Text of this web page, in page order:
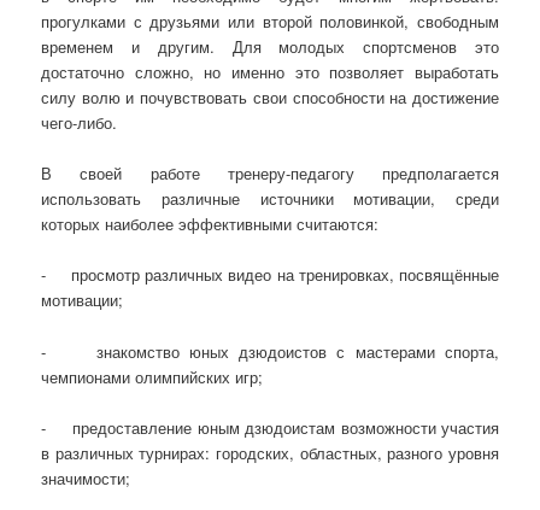
прогулками с друзьями или второй половинкой, свободным
временем и другим. Для молодых спортсменов это
достаточно сложно, но именно это позволяет выработать
силу волю и почувствовать свои способности на достижение
чего-либо.
В своей работе тренеру-педагогу предполагается
использовать различные источники мотивации, среди
которых наиболее эффективными считаются:
- просмотр различных видео на тренировках, посвящённые
мотивации;
- знакомство юных дзюдоистов с мастерами спорта,
чемпионами олимпийских игр;
- предоставление юным дзюдоистам возможности участия
в различных турнирах: городских, областных, разного уровня
значимости;